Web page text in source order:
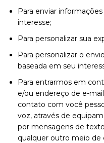
Para enviar
interesse;
Para personalizar sua
Para personalizar o
baseada em seu
Para entrarmos em
e/ou endereço de e-
contato com você
voz, através de
por mensagens de
qualquer outro meio de